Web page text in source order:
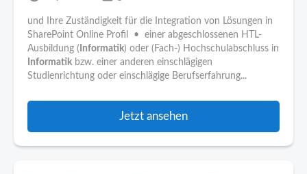
und Ihre Zuständigkeit für die Integration von Lösungen in
SharePoint Online Profil • einer abgeschlossenen HTL-
Ausbildung ( Informatik) oder (Fach-) Hochschulabschluss in
Informatik bzw. einer anderen einschlägigen
Studienrichtung oder einschlägige Berufserfahrung...
Jetzt ansehen